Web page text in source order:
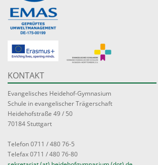
KONTAKT
Evangelisches Heidehof-Gymnasium
Schule in evangelischer Trägerschaft
Heidehofstraße 49 / 50
70184 Stuttgart
Telefon 0711 / 480 76-5
Telefax 0711 / 480 76-80